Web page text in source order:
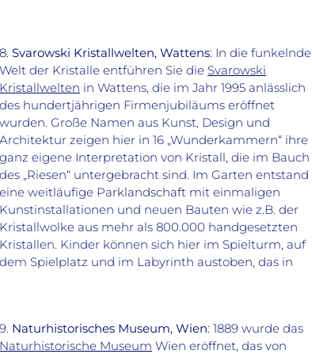
8. Svarowski Kristallwelten, Wattens: In die funkelnde
Welt der Kristalle entführen Sie die Svarowski
Kristallwelten in Wattens, die im Jahr 1995 anlässlich
des hundertjährigen Firmenjubiläums eröffnet
wurden. Große Namen aus Kunst, Design und
Architektur zeigen hier in 16 „Wunderkammern“ ihre
ganz eigene Interpretation von Kristall, die im Bauch
des „Riesen“ untergebracht sind. Im Garten entstand
eine weitläufige Parklandschaft mit einmaligen
Kunstinstallationen und neuen Bauten wie z.B. der
Kristallwolke aus mehr als 800.000 handgesetzten
Kristallen. Kinder können sich hier im Spielturm, auf
dem Spielplatz und im Labyrinth austoben, das in
9. Naturhistorisches Museum, Wien: 1889 wurde das
Naturhistorische Museum Wien eröffnet, das von